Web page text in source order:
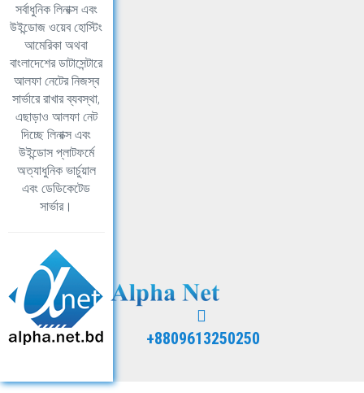
সর্বাধুনিক লিনাক্স এবং
উইন্ডোজ ওয়েব হোস্টিং
আমেরিকা অথবা
বাংলাদেশের ডাটাসেন্টারে
আলফা নেটের নিজস্ব
সার্ভারে রাখার ব্যবস্থা,
এছাড়াও আলফা নেট
দিচ্ছে লিনাক্স এবং
উইন্ডোস প্লাটফর্মে
অত্যাধুনিক ভার্চুয়াল
এবং ডেডিকেটেড
সার্ভার।
+8809613250250